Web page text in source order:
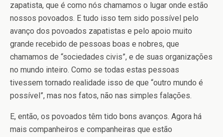
zapatista, que é como nós chamamos o lugar onde estão
nossos povoados. E tudo isso tem sido possível pelo
avanço dos povoados zapatistas e pelo apoio muito
grande recebido de pessoas boas e nobres, que
chamamos de “sociedades civis”, e de suas organizações
no mundo inteiro. Como se todas estas pessoas
tivessem tornado realidade isso de que “outro mundo é
possível”, mas nos fatos, não nas simples falações.
E, então, os povoados têm tido bons avanços. Agora há
mais companheiros e companheiras que estão